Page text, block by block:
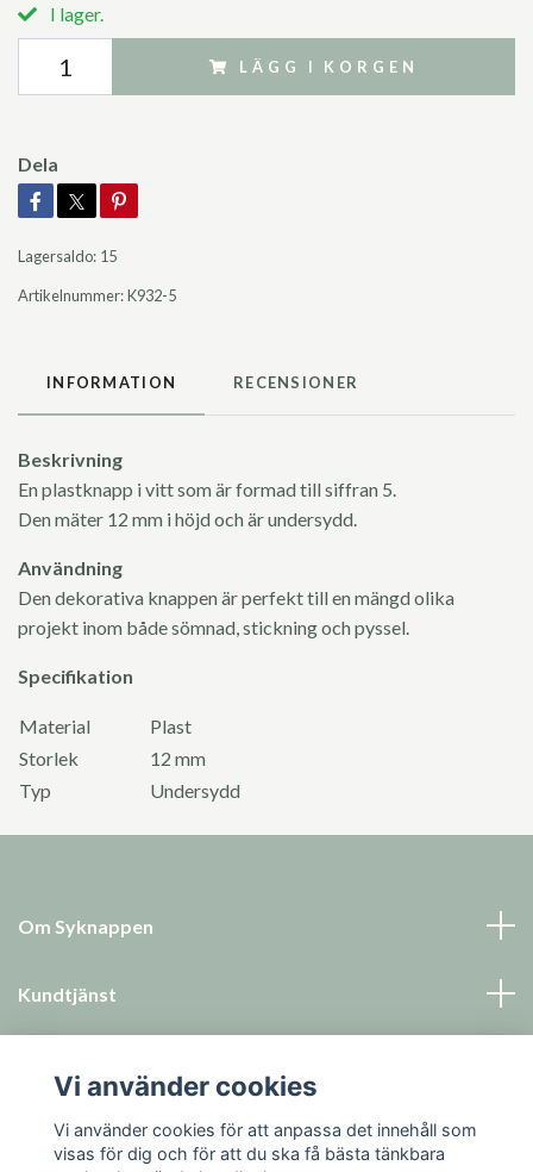
I lager.
LÄGG I KORGEN
Dela
Lagersaldo: 15
Artikelnummer:K932-5
INFORMATION RECENSIONER
Beskrivning
En plastknapp i vitt som är formad till siffran 5.
Den mäter 12 mm i höjd och är undersydd.
Användning
Den dekorativa knappen är perfekt till en mängd olika
projekt inom både sömnad, stickning och pyssel.
Specifikation
Material
Plast
Storlek
12 mm
Typ
Undersydd
Om Syknappen
Kundtjänst
Sociala medier
Vi använder cookies
Vi använder cookies för att anpassa det innehåll som
visas för dig och för att du ska få bästa tänkbara